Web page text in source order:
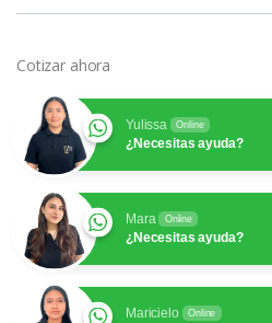
Cotizar ahora
Yulissa Online
¿Necesitas ayuda?
Mara Online
¿Necesitas ayuda?
Maricielo Online